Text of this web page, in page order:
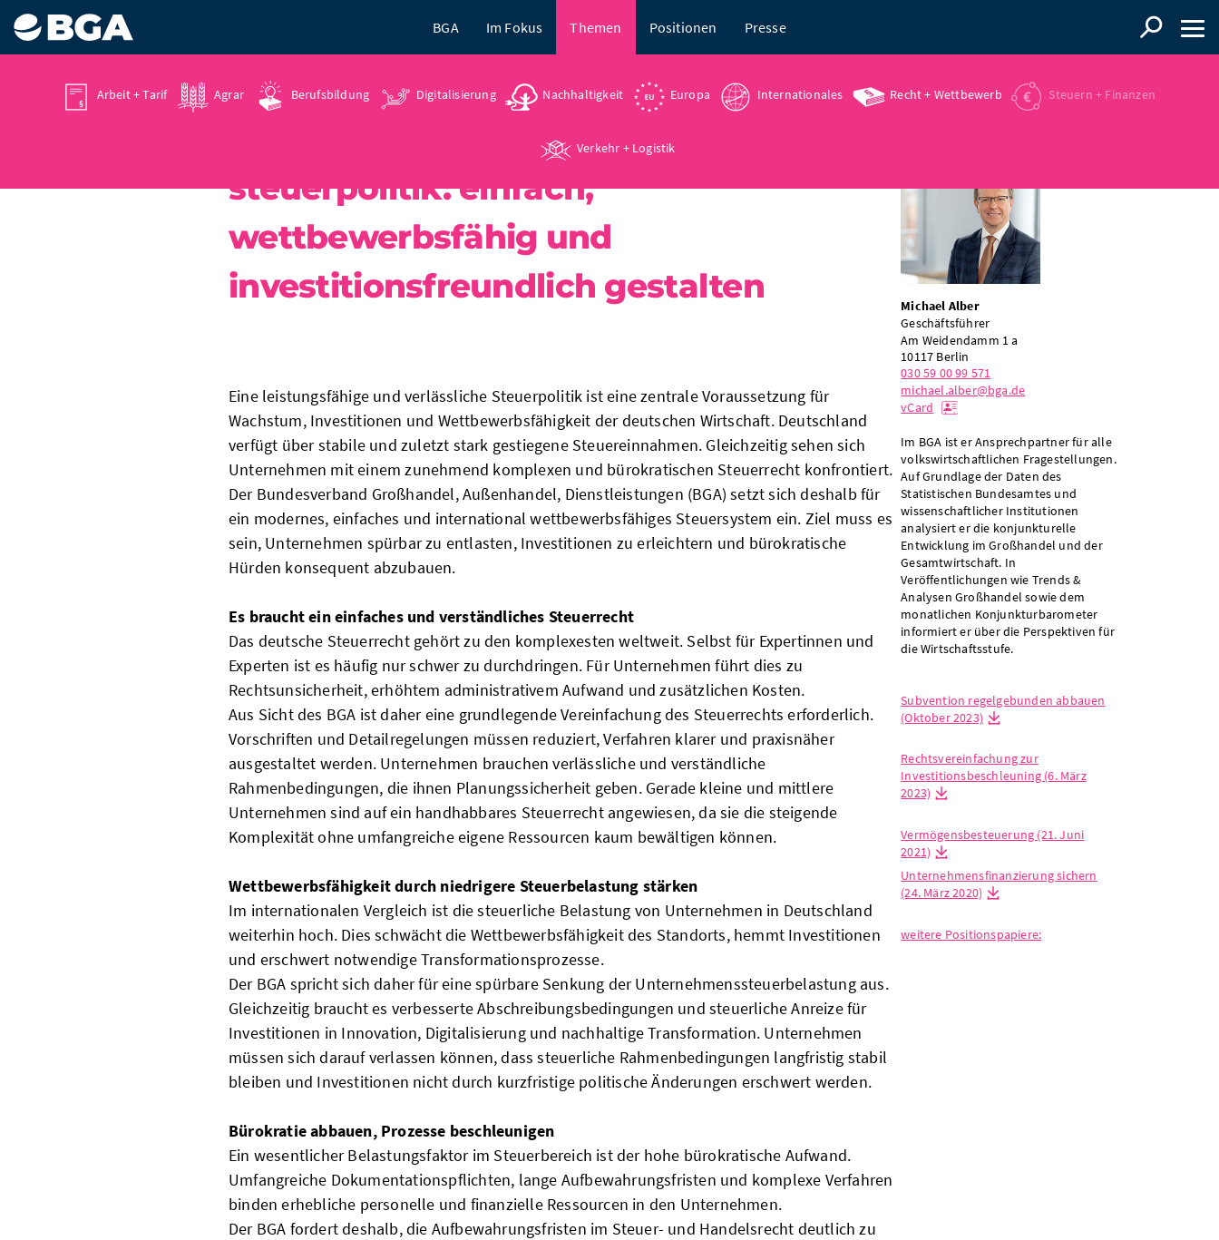
BGA Im Fokus Themen
Arbeit + Tarif Agrar Berufsbildung Digitalisierung Nachhaltigkeit Europa Internationales Recht + Wettbewerb Steuern + Finanzen
Verkehr + Logistik
Positionen Presse
steuerpolitik: einfach,
wettbewerbsfähig und
investitionsfreundlich gestalten
Eine leistungsfähige und verlässliche Steuerpolitik ist eine zentrale Voraussetzung für
Wachstum, Investitionen und Wettbewerbsfähigkeit der deutschen Wirtschaft. Deutschland
verfügt über stabile und zuletzt stark gestiegene Steuereinnahmen. Gleichzeitig sehen sich
Unternehmen mit einem zunehmend komplexen und bürokratischen Steuerrecht konfrontiert.
Der Bundesverband Großhandel, Außenhandel, Dienstleistungen (BGA) setzt sich deshalb für
ein modernes, einfaches und international wettbewerbsfähiges Steuersystem ein. Ziel muss es
sein, Unternehmen spürbar zu entlasten, Investitionen zu erleichtern und bürokratische
Hürden konsequent abzubauen.
Es braucht ein einfaches und verständliches Steuerrecht
Das deutsche Steuerrecht gehört zu den komplexesten weltweit. Selbst für Expertinnen und
Experten ist es häufig nur schwer zu durchdringen. Für Unternehmen führt dies zu
Rechtsunsicherheit, erhöhtem administrativem Aufwand und zusätzlichen Kosten.
Aus Sicht des BGA ist daher eine grundlegende Vereinfachung des Steuerrechts erforderlich.
Vorschriften und Detailregelungen müssen reduziert, Verfahren klarer und praxisnäher
ausgestaltet werden. Unternehmen brauchen verlässliche und verständliche
Rahmenbedingungen, die ihnen Planungssicherheit geben. Gerade kleine und mittlere
Unternehmen sind auf ein handhabbares Steuerrecht angewiesen, da sie die steigende
Komplexität ohne umfangreiche eigene Ressourcen kaum bewältigen können.
Wettbewerbsfähigkeit durch niedrigere Steuerbelastung stärken
Im internationalen Vergleich ist die steuerliche Belastung von Unternehmen in Deutschland
weiterhin hoch. Dies schwächt die Wettbewerbsfähigkeit des Standorts, hemmt Investitionen
und erschwert notwendige Transformationsprozesse.
Der BGA spricht sich daher für eine spürbare Senkung der Unternehmenssteuerbelastung aus.
Gleichzeitig braucht es verbesserte Abschreibungsbedingungen und steuerliche Anreize für
Investitionen in Innovation, Digitalisierung und nachhaltige Transformation. Unternehmen
müssen sich darauf verlassen können, dass steuerliche Rahmenbedingungen langfristig stabil
bleiben und Investitionen nicht durch kurzfristige politische Änderungen erschwert werden.
Bürokratie abbauen, Prozesse beschleunigen
Ein wesentlicher Belastungsfaktor im Steuerbereich ist der hohe bürokratische Aufwand.
Umfangreiche Dokumentationspflichten, lange Aufbewahrungsfristen und komplexe Verfahren
binden erhebliche personelle und finanzielle Ressourcen in den Unternehmen.
Der BGA fordert deshalb, die Aufbewahrungsfristen im Steuer- und Handelsrecht deutlich zu
Michael Alber
Geschäftsführer
Am Weidendamm 1 a
10117 Berlin
030 59 00 99 571
michael.alber@bga.de
vCard
Im BGA ist er Ansprechpartner für alle
volkswirtschaftlichen Fragestellungen.
Auf Grundlage der Daten des
Statistischen Bundesamtes und
wissenschaftlicher Institutionen
analysiert er die konjunkturelle
Entwicklung im Großhandel und der
Gesamtwirtschaft. In
Veröffentlichungen wie Trends &
Analysen Großhandel sowie dem
monatlichen Konjunkturbarometer
informiert er über die Perspektiven für
die Wirtschaftsstufe.
Subvention regelgebunden abbauen
(Oktober 2023)
Rechtsvereinfachung zur
Investitionsbeschleuning (6. März
2023)
Vermögensbesteuerung (21. Juni
2021)
Unternehmensfinanzierung sichern
(24. März 2020)
weitere Positionspapiere: